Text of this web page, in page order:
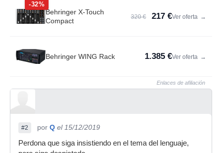
-32%
Behringer X-Touch
Compact
320 € 217 €Ver oferta →
Behringer WING Rack 1.385 €Ver oferta →
Enlaces de afiliación
#2 por Q el 15/12/2019
Perdona que siga insistiendo en el tema del lenguaje,